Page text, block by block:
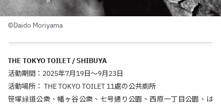
©️Daido Moriyama
THE TOKYO TOILET / SHIBUYA
活動期間：2025年7月19日～9月23日
活動場所： THE TOKYO TOILET 11處の公共廁所
笹塚緑道公衆、幡ヶ谷公衆、七号通り公園、西原一丁目公園、は